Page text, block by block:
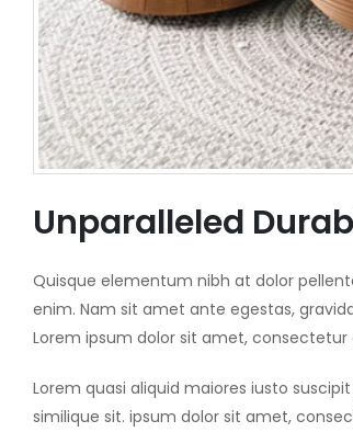
Unparalleled
Quisque elementum nibh at dolor
enim. Nam sit amet ante egestas,
Lorem ipsum dolor sit amet,
Lorem quasi aliquid maiores iusto
similique sit. ipsum dolor sit amet,